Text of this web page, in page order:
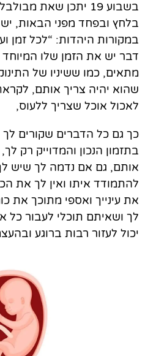
בשבוע 19 יתכן שאת
בלחץ ובפחד מפני הבאות,
במקורות היהדות: “לכל זמן
דבר יש את הזמן שלו
מתאים, כמו ששיניו של
שהוא יהיה צריך אותם,
לאכול אוכל שצריך ללעוס,
כך גם כל הדברים שקורים לך
בתזמון הנכון והמדוייק רק
אותם, גם אם נדמה לך שיש
להתמודד איתו ואין לך את
את עינייך ואספי מתוכך את
לך ושאיתם תוכלי לעבור כל
יכול לעזור רבות ברוגע